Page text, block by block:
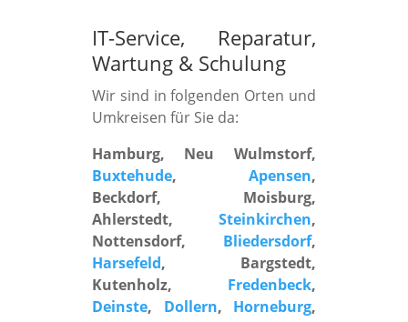
IT-Service, Reparatur,
Wartung &Schulung
Wir sind in folgenden Orten und
Umkreisen für Sie da:
Hamburg, Neu Wulmstorf,
Buxtehude,Apensen,
Beckdorf, Moisburg,
Ahlerstedt,Steinkirchen,
Nottensdorf, Bliedersdorf,
Harsefeld, Bargstedt,
Kutenholz, Fredenbeck,
Deinste, Dollern, Horneburg,